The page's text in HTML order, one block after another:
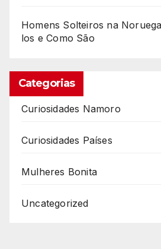
Homens Solteiros na
los e Como São
Categorias
Curiosidades Namoro
Curiosidades Países
Mulheres Bonita
Uncategorized